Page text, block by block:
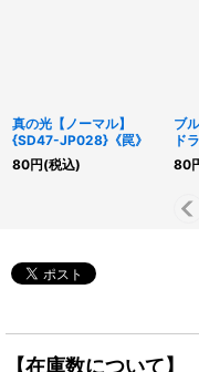
真の光【ノーマル】
{SD47-JP028}《罠》
80円(税込)
ブ
ド
80
【在庫数について】